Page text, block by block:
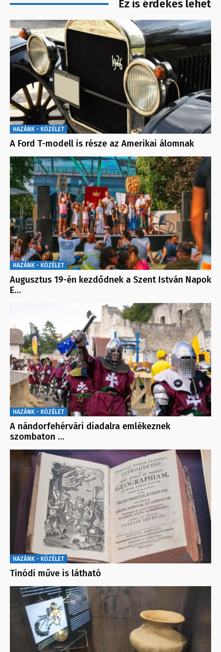
Ez is érdekes lehet
HAZÁNK - KÖZÉLET
A Ford T-modell is része az Amerikai álomnak
HAZÁNK - KÖZÉLET
Augusztus 19-én kezdődnek a Szent István Napok
E…
HAZÁNK - KÖZÉLET
A nándorfehérvári diadalra emlékeznek
szombaton …
HAZÁNK - KÖZÉLET
Tinódi műve is látható